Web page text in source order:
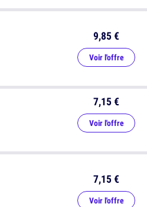
9,85 €
Voir l'offre
7,15 €
Voir l'offre
7,15 €
Voir l'offre